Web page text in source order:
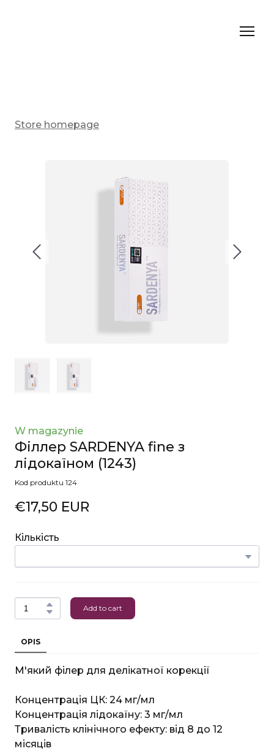
Store homepage
W magazynie
Філлер SARDENYA fine з
лідокаїном (1243)
Kod produktu 124
€17,50 EUR
Кількість
Add to cart
OPIS
М'який філер для делікатної корекції
Концентрація ЦК: 24 мг/мл
Концентрація лідокаїну: 3 мг/мл
Тривалість клінічного ефекту: від 8 до 12
місяців